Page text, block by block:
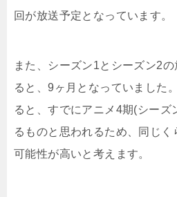
回が放送予定となっています。
また、シーズン1とシーズン2
ると、9ヶ月となっていました
ると、すでにアニメ4期(シーズ
るものと思われるため、同じく
可能性が高いと考えます。